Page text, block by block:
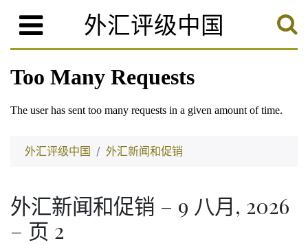
外汇评级中国
外汇评级中国 外汇新闻和促销
外汇新闻和促销 – 9 八月, 2026
– 页 2